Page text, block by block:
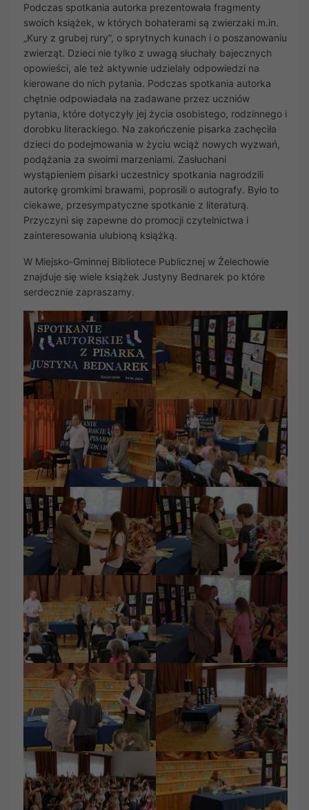
Podczas spotkania autorka prezentowała fragmenty
swoich książek, w których bohaterami są zwierzaki m.in.
„Kury z grubej rury”, o sprytnych kunach i o poszanowaniu
zwierząt. Dzieci nie tylko z uwagą słuchały bajecznych
opowieści, ale też aktywnie udzielały odpowiedzi na
kierowane do nich pytania. Podczas spotkania autorka
chętnie odpowiadała na zadawane przez uczniów
pytania, które dotyczyły jej życia osobistego, rodzinnego i
dorobku literackiego. Na zakończenie pisarka zachęciła
dzieci do podejmowania w życiu wciąż nowych wyzwań,
podążania za swoimi marzeniami. Zasłuchani
wystąpieniem pisarki uczestnicy spotkania nagrodzili
autorkę gromkimi brawami, poprosili o autografy. Było to
ciekawe, przesympatyczne spotkanie z literaturą.
Przyczyni się zapewne do promocji czytelnictwa i
zainteresowania ulubioną książką.
W Miejsko-Gminnej Bibliotece Publicznej w Żelechowie
znajduje się wiele książek Justyny Bednarek po które
serdecznie zapraszamy.